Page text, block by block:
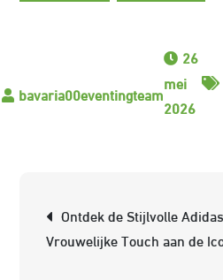
26
mei
2026
Ontdek de Stijlvolle
Vrouwelijke Touch aan de